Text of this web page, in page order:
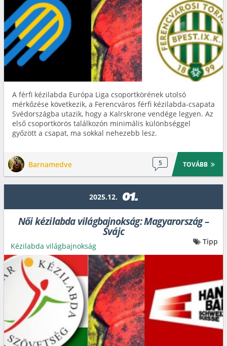
A férfi kézilabda Európa Liga csoportkörének utolsó
mérkőzése következik, a Ferencváros férfi kézilabda-csapata
Svédországba utazik, hogy a Kalrskrone vendége legyen. Az
első csoportkörös találkozón minimális különbséggel
győzött a csapat, ma sokkal nehezebb lesz.
Barnamedve 5 TOVÁBB
2025.12. 01.
Női kézilabda világbajnokság: Magyarország –
Svájc
Kézilabda világbajnokság Tipp